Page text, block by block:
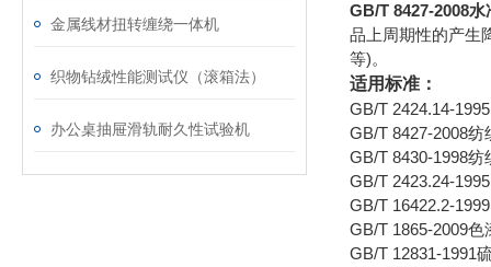
金属线材扭转缠绕一体机
织物钻绒性能测试仪（滚箱法）
办公桌抽屉滑轨耐久性试验机
GB/T 8427-2008
品上周期性的产生
等)。
适用标准：
GB/T 2424.14-
GB/T 8427-2008
GB/T 8430-1998
GB/T 2423.24-
GB/T 16422.2-
GB/T 1865-2009
GB/T 12831-1991